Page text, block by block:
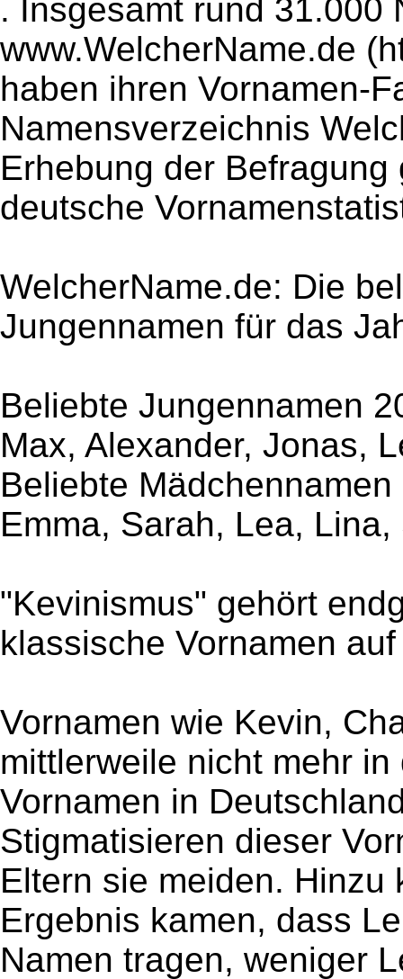
. Insgesamt rund 31.000
www.WelcherName.de
haben ihren Vornamen-
Namensverzeichnis
Erhebung der
deutsche
WelcherName.de: Die
Jungennamen für das
Beliebte Jungennamen
Max, Alexander, Jonas,
Beliebte
Emma, Sarah, Lea,
"Kevinismus" gehört
klassische Vornamen
Vornamen wie Kevin,
mittlerweile nicht mehr
Vornamen in
Stigmatisieren dieser
Eltern sie meiden. Hinzu
Ergebnis kamen, dass
Namen tragen, weniger